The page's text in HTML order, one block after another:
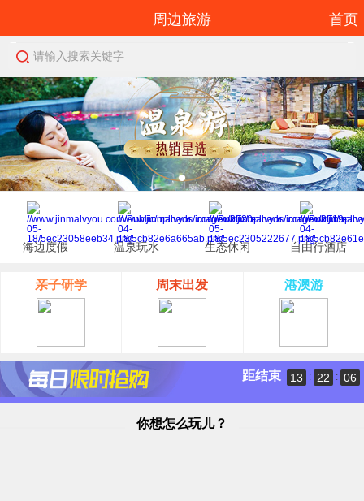
周边旅游 首页
请输入搜索关键字
海边度假 温泉玩水 生态休闲 自由行酒店
亲子研学 周末出发 港澳游
距结束 13 : 22 : 06
你想怎么玩儿？